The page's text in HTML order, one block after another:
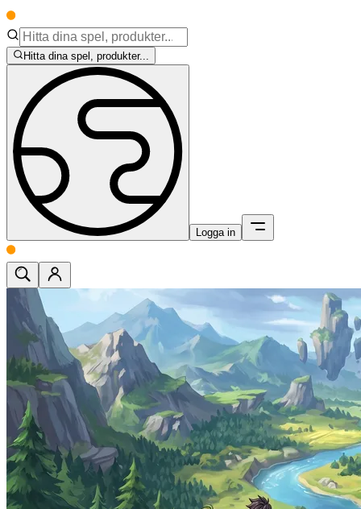
Hitta dina spel, produkter...
Logga in